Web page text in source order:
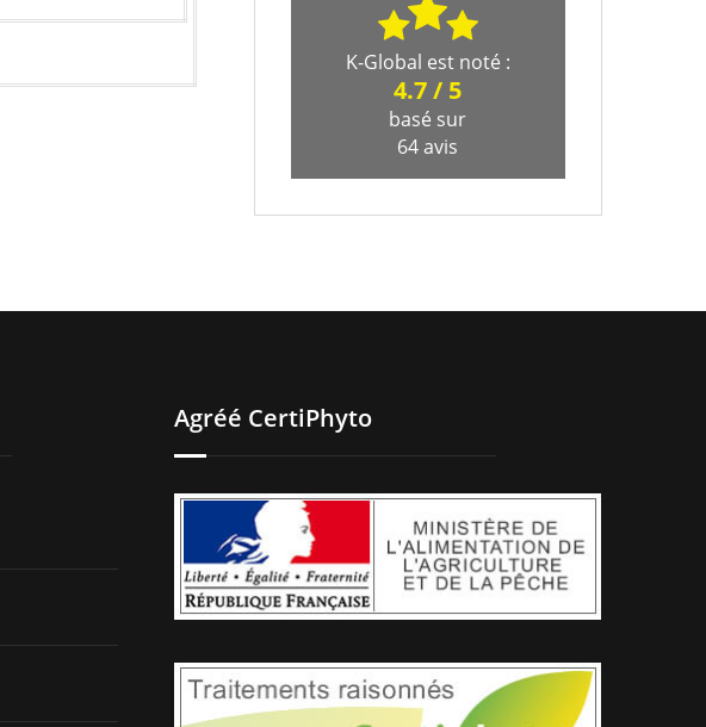
K-Global est noté :
4.7/ 5
basé sur
64avis
Agréé CertiPhyto